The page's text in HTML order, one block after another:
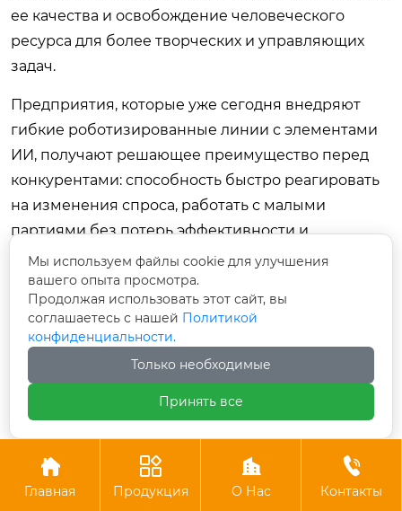
ее качества и освобождение человеческого
ресурса для более творческих и управляющих
задач.
Предприятия, которые уже сегодня внедряют
гибкие роботизированные линии с элементами
ИИ, получают решающее преимущество перед
конкурентами: способность быстро реагировать
на изменения спроса, работать с малыми
партиями без потерь эффективности и
гарантировать безупречное качество каждой
отгруженной единицы товара.
Не откладывайте модернизацию на потом.
Анализ предложений ведущих заводов-
производителей, внимательное изучение
технических характеристик и грамотное
составление ТЗ позволят вам найти идеальное
решение. Обратите внимание на таких игроков
рынка, как
ООО «Ханчжоу Ройал Упаковочное
Оборудование» (royalpacking.ru), чей опыт

Главная

Продукция

О Нас

Контакты
Мы используем файлы cookie для улучшения
вашего опыта просмотра.
Продолжая использовать этот сайт, вы
соглашаетесь с нашей Политикой
конфиденциальности.
Только необходимые
Принять все